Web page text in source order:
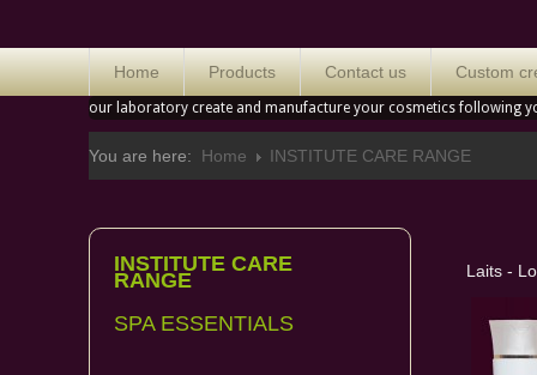
Home Products Contact us Custom
our laboratory create and manufacture your cosmetics following
You are here: Home INSTITUTE CARE RANGE
Laits -
INSTITUTE CARE
RANGE
SPA ESSENTIALS